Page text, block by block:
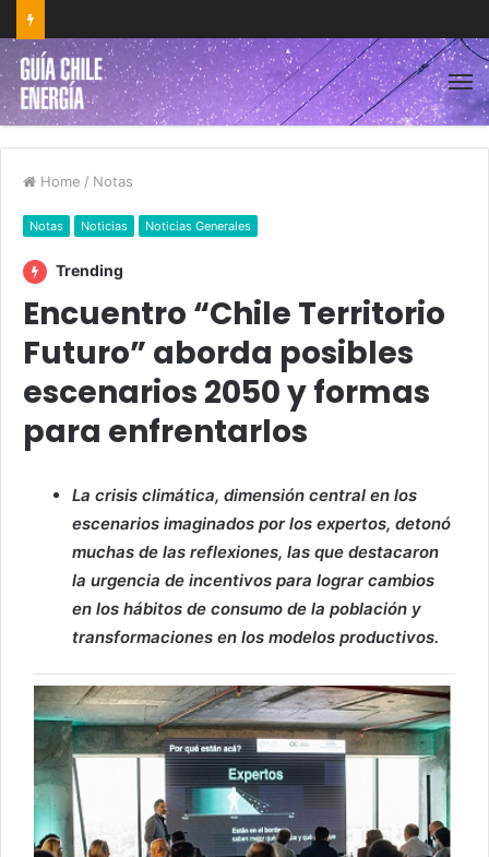
Home / Notas
Notas Noticias Noticias Generales
Trending
Encuentro “Chile Territorio
Futuro” aborda posibles
escenarios 2050 y formas
para enfrentarlos
La crisis climática, dimensión central en los
escenarios imaginados por los expertos, detonó
muchas de las reflexiones, las que destacaron
la urgencia de incentivos para lograr cambios
en los hábitos de consumo de la población y
transformaciones en los modelos productivos.